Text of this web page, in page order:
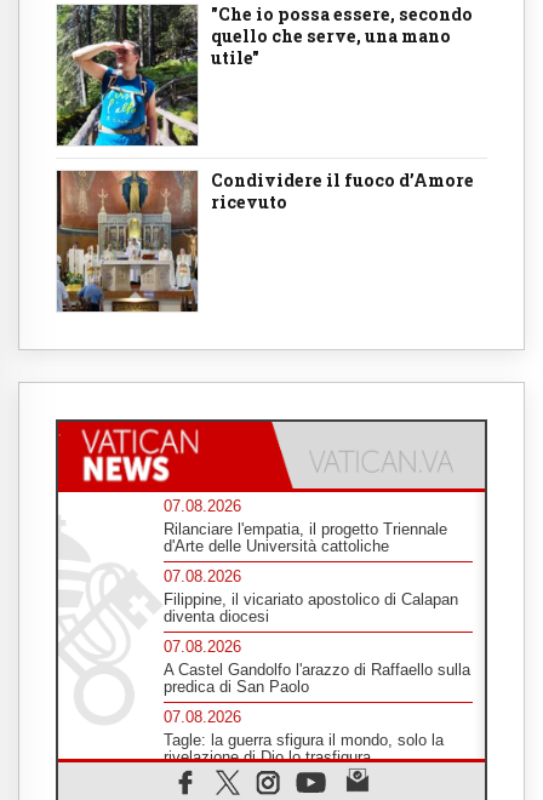
"Che io possa essere, secondo
quello che serve, una mano
utile"
Condividere il fuoco d’Amore
ricevuto
07.08.2026
Rilanciare l'empatia, il progetto Triennale
d'Arte delle Università cattoliche
07.08.2026
Filippine, il vicariato apostolico di Calapan
diventa diocesi
07.08.2026
A Castel Gandolfo l'arazzo di Raffaello sulla
predica di San Paolo
07.08.2026
Tagle: la guerra sfigura il mondo, solo la
rivelazione di Dio lo trasfigura
07.08.2026